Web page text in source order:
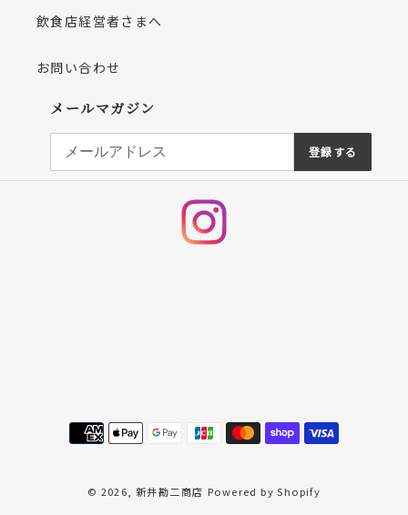
飲食店経営者さまへ
お問い合わせ
メールマガジン
登録する
Instagram
決
済
© 2026,新井勘二商店 Powered by Shopify